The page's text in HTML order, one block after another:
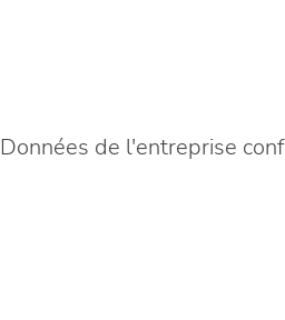
Données de l'entreprise